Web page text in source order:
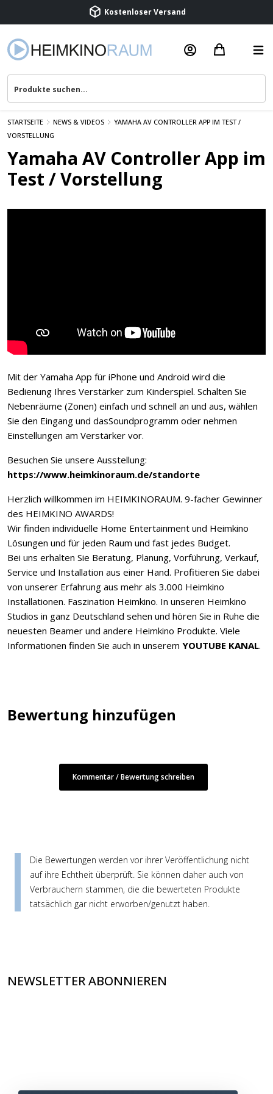
Kostenloser Versand
Beratung & Service
STARTSEITE NEWS & VIDEOS
YAMAHA AV CONTROLLER APP IM TEST /
VORSTELLUNG
Yamaha AV Controller App im
Test / Vorstellung
Mit der Yamaha App für iPhone und Android wird die
Bedienung Ihres Verstärker zum Kinderspiel. Schalten Sie
Nebenräume (Zonen) einfach und schnell an und aus, wählen
Sie den Eingang und dasSoundprogramm oder nehmen
Einstellungen am Verstärker vor.
Besuchen Sie unsere Ausstellung:
https://www.heimkinoraum.de/standorte
Herzlich willkommen im HEIMKINORAUM. 9-facher Gewinner
des HEIMKINO AWARDS!
Wir finden individuelle Home Entertainment und Heimkino
Lösungen und für jeden Raum und fast jedes Budget.
Bei uns erhalten Sie Beratung, Planung, Vorführung, Verkauf,
Service und Installation aus einer Hand. Profitieren Sie dabei
von unserer Erfahrung aus mehr als 3.000 Heimkino
Installationen. Faszination Heimkino. In unseren Heimkino
Studios in ganz Deutschland sehen und hören Sie in Ruhe die
neuesten Beamer und andere Heimkino Produkte. Viele
Informationen finden Sie auch in unserem YOUTUBE KANAL.
Bewertung hinzufügen
Kommentar / Bewertung schreiben
Die Bewertungen werden vor ihrer Veröffentlichung nicht
auf ihre Echtheit überprüft. Sie können daher auch von
Verbrauchern stammen, die die bewerteten Produkte
tatsächlich gar nicht erworben/genutzt haben.
NEWSLETTER ABONNIEREN